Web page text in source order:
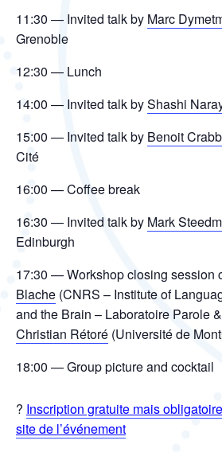
11:30 — Invited talk by Marc
Grenoble
12:30 — Lunch
14:00 — Invited talk byShashi
15:00 — Invited talk by Benoit
Cité
16:00 — Coffee break
16:30 — Invited talk by Mark
Edinburgh
17:30 — Workshop closing session
Blache (CNRS – Institute of
and the Brain – Laboratoire Parole
Christian Rétoré (Université de
18:00 — Group picture and cocktail
? Inscription gratuite mais
site de l’événement